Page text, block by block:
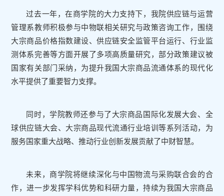
过去一年，在商学院的大力支持下，我院供应链与运营
管理系教师积极参与中物联相关研究与政策咨询工作，围绕
大宗商品价格指数建设、供应链安全监管平台运行、行业监
测体系完善等方面开展了多项高质量研究，部分政策建议被
国家有关部门采纳，为提升我国大宗商品流通体系的现代化
水平提供了重要智力支撑。
同时，学院教师还参与了大宗商品国际化发展大会、全
球供应链大会、大宗商品现代流通行业培训等系列活动，为
服务国家重大战略、推动行业创新发展贡献了中财智慧。
未来，商学院将继续深化与中国物流与采购联合会的合
作，进一步发挥学科优势和科研力量，持续为我国大宗商品